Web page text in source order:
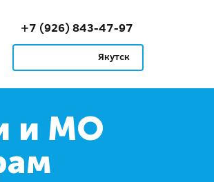
+7 (926) 843-47-97
Якутск
и МО